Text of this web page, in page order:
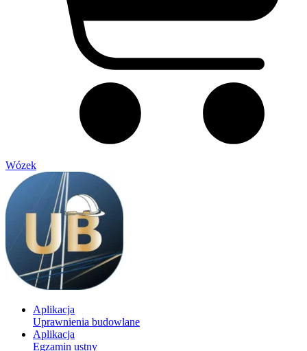
Wózek
Aplikacja
Uprawnienia budowlane
Aplikacja
Egzamin ustny